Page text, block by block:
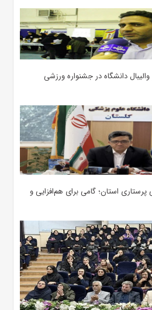
دانشگاه در جشنواره ورزشی
پرستاری استان؛ گامی برای هم‌افزایی و